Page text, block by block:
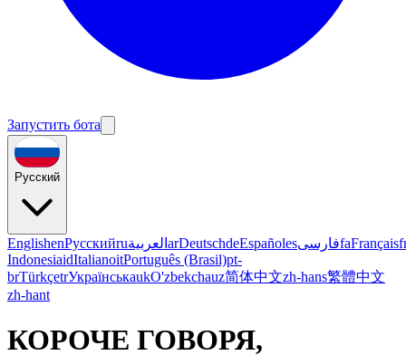
Запустить бота
Русский
EnglishenРусскийruالعربية arDeutschdeEspañolesفارسیfaFrançais
IndonesiaidItalianoitPortuguês (Brasil)pt-
brTürkçetrУкраїнськаukO'zbekchauz简体中文zh-hans繁體中文
zh-hant
КОРОЧЕ ГОВОРЯ,